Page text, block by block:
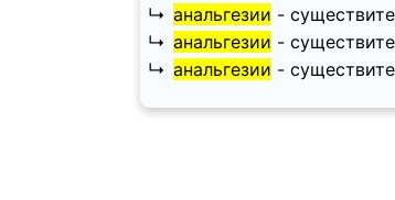
↳ анальгезии -
↳ анальгезии -
↳ анальгезии -